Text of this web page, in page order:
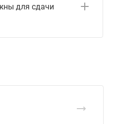
для сдачи